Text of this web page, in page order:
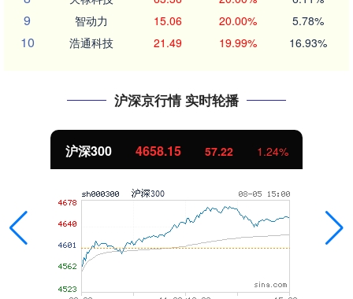
9 智动力 15.06 20.00% 5.78%
10 浩通科技 21.49 19.99% 16.93%
沪深京行情 实时轮播
沪深300 4658.15 57.22 1.24%